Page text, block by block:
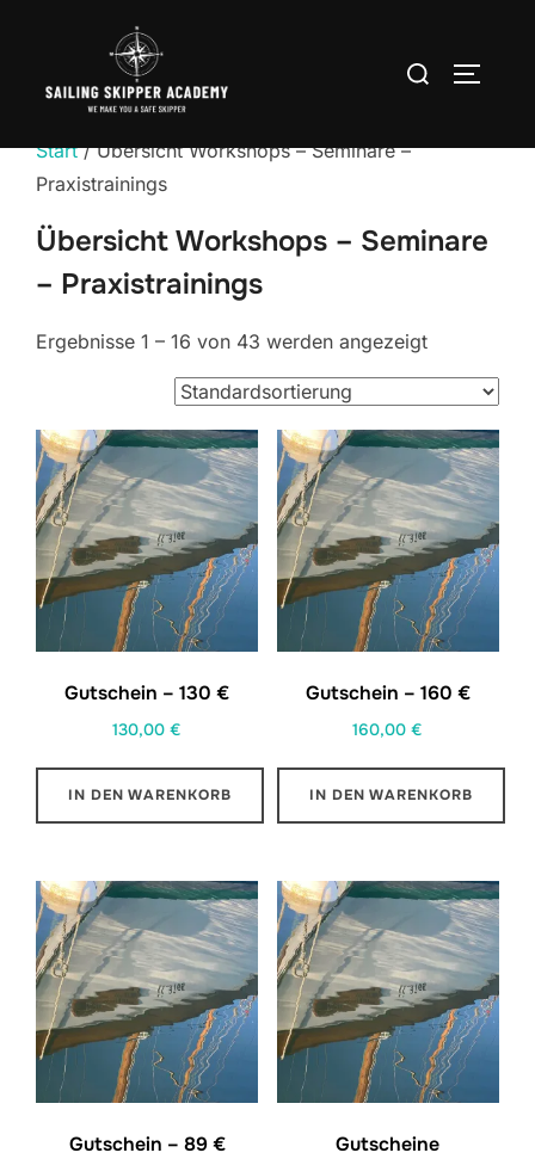
springen
Suchen
Start/ Übersicht Workshops – Seminare –
Praxistrainings
Übersicht Workshops – Seminare
– Praxistrainings
Ergebnisse 1 – 16 von 43 werden angezeigt
Gutschein – 130 €
130,00€
IN DEN WARENKORB
Gutschein – 160 €
160,00€
IN DEN WARENKORB
Gutschein – 89 € Gutscheine